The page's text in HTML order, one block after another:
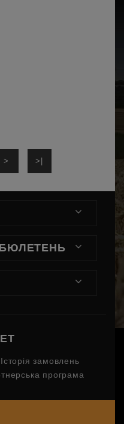
> >|
Історія замовлень
програма